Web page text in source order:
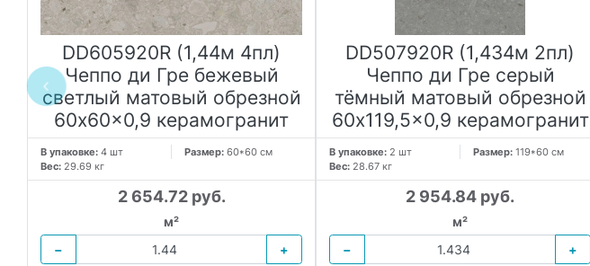
DD605920R (1,44м 4пл)
Чеппо ди Гре бежевый
светлый матовый обрезной
60x60x0,9 керамогранит
В упаковке: 4 шт Размер: 60*60 см
Вес: 29.69 кг
2 654.72 руб.
м²
−
+
DD507920R (1,434м 2пл)
Чеппо ди Гре серый
тёмный матовый обрезной
60x119,5x0,9 керамогранит
В упаковке: 2 шт Размер: 119*60 см
Вес: 28.67 кг
2 954.84 руб.
м²
−
+